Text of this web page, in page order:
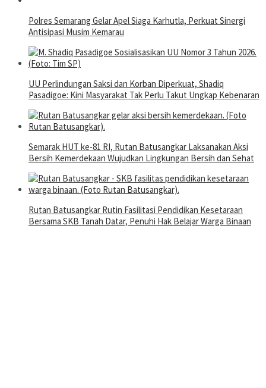
Polres Semarang Gelar Apel Siaga Karhutla, Perkuat Sinergi
Antisipasi Musim Kemarau
UU Perlindungan Saksi dan Korban Diperkuat, Shadiq
Pasadigoe: Kini Masyarakat Tak Perlu Takut Ungkap Kebenaran
Semarak HUT ke-81 RI, Rutan Batusangkar Laksanakan Aksi
Bersih Kemerdekaan Wujudkan Lingkungan Bersih dan Sehat
Rutan Batusangkar Rutin Fasilitasi Pendidikan Kesetaraan
Bersama SKB Tanah Datar, Penuhi Hak Belajar Warga Binaan